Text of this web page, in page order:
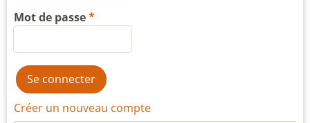
Mot de passe
Créer un nouveau compte